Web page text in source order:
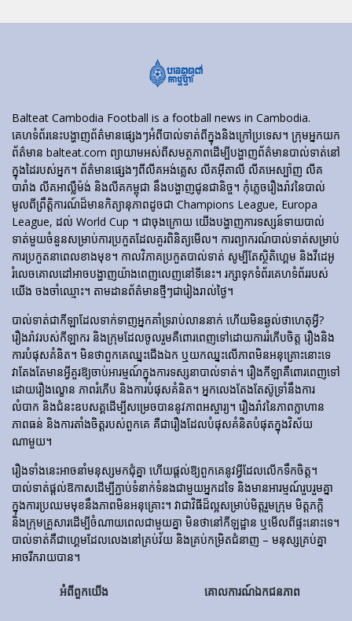
Balteat Cambodia Football is a football news in Cambodia.
គេហទំព័រ​នេះ​បង្ហាញ​ព័ត៌មាន​ផ្សេងៗ​អំពី​បាល់ទាត់​ពី​ក្នុង​និង​ក្រៅ​ប្រទេស។ ក្រុមអ្នកយក
ព័ត៌មាន balteat.com ព្យាយាមអស់ពីសមត្ថភាពដើម្បីបង្ហាញព័ត៌មានបាល់ទាត់នៅ
ក្នុងដៃរបស់អ្នក។ ព័ត៌មានផ្សេងៗពីលីគអង់គ្លេស លីគអ៊ីតាលី លីគអេស្ប៉ាញ លីគ
បារាំង លីគអាល្លឺម៉ង់ និងលីគកម្ពុជា នឹងបង្ហាញជូនជានិច្ច។ កុំភ្លេចរឿងរ៉ាវនៃបាល់
មូលពីព្រឹត្តិការណ៍ដ៏មានកិត្យានុភាពដូចជា Champions League, Europa
League, ដល់ World Cup ។ ជាចុងក្រោយ យើងបង្ហាញការទស្សន៍ទាយបាល់
ទាត់មួយចំនួនសម្រាប់ការប្រកួតដែលគួរពិនិត្យមើល។ ការព្យាករណ៍បាល់ទាត់សម្រាប់
ការប្រកួតនាពេលខាងមុខ។ កាលវិភាគប្រកួតបាល់ទាត់ សូម្បីតែស្ថិតិហ្គេម និងវីដេអូ
រំលេចគោលដៅអាចបង្ហាញយ៉ាងពេញលេញនៅទីនេះ។ រក្សាទុកទំព័រគេហទំព័ររបស់
យើង ចងចាំឈ្មោះ។ តាមដានព័ត៌មានថ្មីៗជារៀងរាល់ថ្ងៃ។
បាល់ទាត់​ជា​កីឡា​ដែល​ទាក់​ទាញ​អ្នក​គាំទ្រ​រាប់​លាន​នាក់ ហើយ​មិន​ឆ្ងល់​ថា​ហេតុអ្វី?
រឿងរ៉ាវ​របស់​កីឡាករ និង​ក្រុម​ដែល​ចូលរួម​គឺ​ពោរពេញ​ទៅ​ដោយ​ការ​រំភើប​ចិត្ត រឿង​និង​
ការ​បំផុស​គំនិត។ មិនថាពួកគេឈ្នះជើងឯក ឬយកឈ្នះលើភាពមិនអនុគ្រោះនោះទេ
វាតែងតែមានអ្វីគួរឱ្យចាប់អារម្មណ៍ក្នុងការទស្សនាបាល់ទាត់។ រឿង​កីឡា​គឺ​ពោរពេញ​ទៅ​
ដោយ​រឿង​ល្ខោន ភាព​រំភើប និង​ការ​បំផុស​គំនិត។ អ្នកលេងតែងតែស៊ូទ្រាំនឹងការ
លំបាក និងជំនះឧបសគ្គដើម្បីសម្រេចបាននូវភាពអស្ចារ្យ។ រឿងរ៉ាវនៃភាពក្លាហាន
ភាពធន់ និងការតាំងចិត្តរបស់ពួកគេ គឺជារឿងដែលបំផុសគំនិតបំផុតក្នុងវិស័យ
ណាមួយ។
រឿងទាំងនេះអាចនាំមនុស្សមកជុំគ្នា ហើយផ្តល់ឱ្យពួកគេនូវអ្វីដែលលើកទឹកចិត្ត។
បាល់ទាត់ផ្តល់ឱកាសដើម្បីភ្ជាប់ទំនាក់ទំនងជាមួយអ្នកដទៃ និងមានអារម្មណ៍រួបរួមគ្នា
ក្នុងការប្រឈមមុខនឹងភាពមិនអនុគ្រោះ។ វាជាវិធីដ៏ល្អសម្រាប់មិត្តរួមក្រុម មិត្តភក្តិ
និងក្រុមគ្រួសារដើម្បីចំណាយពេលជាមួយគ្នា មិនថានៅកីឡដ្ឋាន ឬមើលពីផ្ទះនោះទេ។
បាល់ទាត់គឺជាហ្គេមដែលលេងនៅគ្រប់វ័យ និងគ្រប់កម្រិតជំនាញ – មនុស្សគ្រប់គ្នា
អាចរីករាយបាន។
អំពីពួកយើង គោលការណ៍ឯកជនភាព